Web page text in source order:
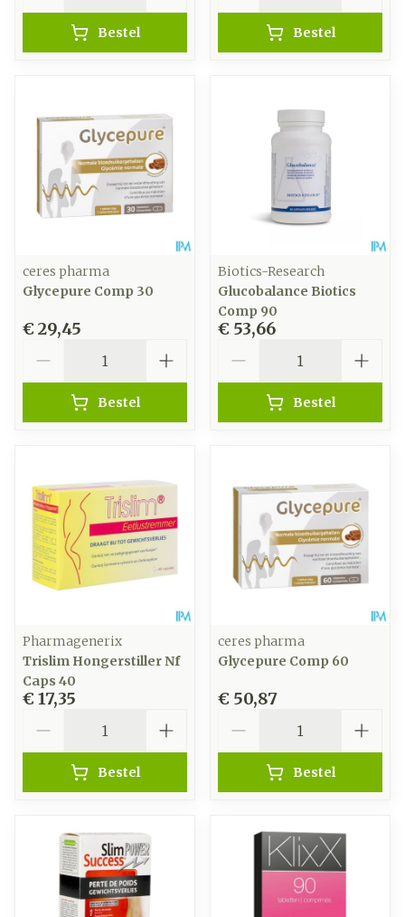
Bestel Bestel
ceres pharma
Glycepure Comp 30
€ 29,45
Bestel
Biotics-Research
Glucobalance Biotics
Comp 90
€ 53,66
Bestel
Pharmagenerix
Trislim Hongerstiller Nf
Caps 40
€ 17,35
Bestel
ceres pharma
Glycepure Comp 60
€ 50,87
Bestel